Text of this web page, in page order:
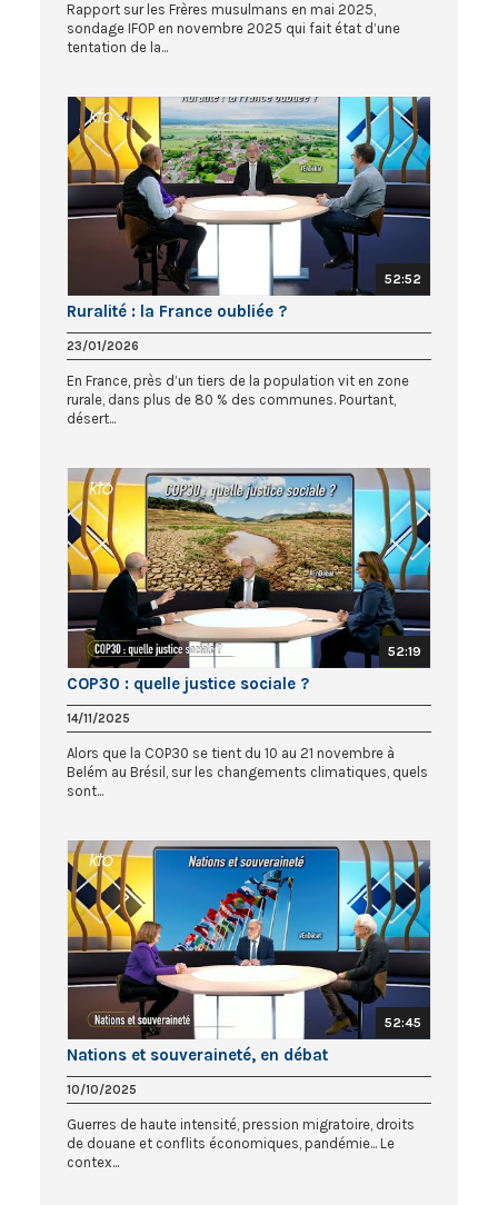
Rapport sur les Frères musulmans en mai 2025,
sondage IFOP en novembre 2025 qui fait état d’une
tentation de la...
52:52
Ruralité : la France oubliée ?
23/01/2026
En France, près d’un tiers de la population vit en zone
rurale, dans plus de 80 % des communes. Pourtant,
désert...
52:19
COP30 : quelle justice sociale ?
14/11/2025
Alors que la COP30 se tient du 10 au 21 novembre à
Belém au Brésil, sur les changements climatiques, quels
sont...
52:45
Nations et souveraineté, en débat
10/10/2025
Guerres de haute intensité, pression migratoire, droits
de douane et conflits économiques, pandémie... Le
contex...